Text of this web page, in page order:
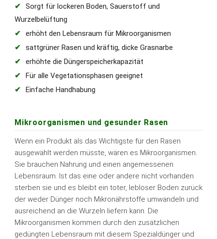
Sorgt für lockeren Boden, Sauerstoff und
Wurzelbelüftung
erhöht den Lebensraum für Mikroorganismen
sattgrüner Rasen und kräftig, dicke Grasnarbe
erhöhte die Düngerspeicherkapazität
Für alle Vegetationsphasen geeignet
Einfache Handhabung
Mikroorganismen und gesunder Rasen
Wenn ein Produkt als das Wichtigste für den Rasen
ausgewählt werden müsste, wären es Mikroorganismen.
Sie brauchen Nahrung und einen angemessenen
Lebensraum. Ist das eine oder andere nicht vorhanden
sterben sie und es bleibt ein toter, lebloser Boden zurück
der weder Dünger noch Mikronährstoffe umwandeln und
ausreichend an die Wurzeln liefern kann. Die
Mikroorganismen kommen durch den zusätzlichen
gedüngten Lebensraum mit diesem Spezialdünger und